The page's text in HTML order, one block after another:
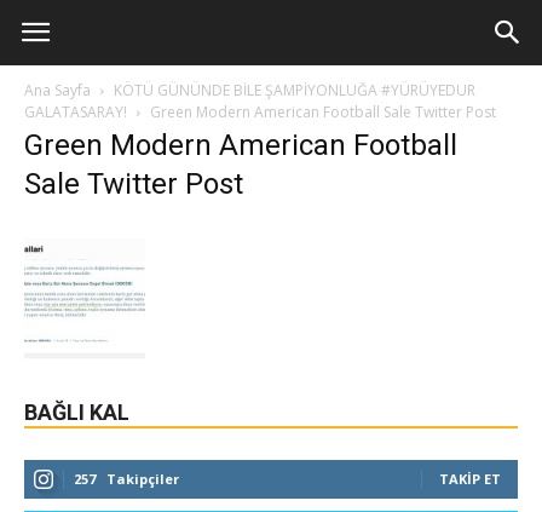
Ana Sayfa
KÖTÜ GÜNÜNDE BİLE ŞAMPİYONLUĞA #YÜRÜYEDUR
GALATASARAY!
Green Modern American Football Sale Twitter Post
Green Modern American Football
Sale Twitter Post
BAĞLI KAL
257 Takipçiler TAKIP ET